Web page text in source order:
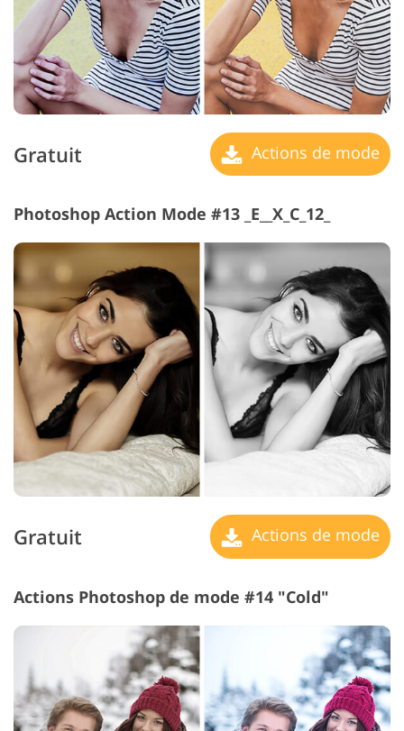
Gratuit Actions de mode
Photoshop Action Mode #13 _E__X_C_12_
Gratuit Actions de mode
Actions Photoshop de mode #14 "Cold"